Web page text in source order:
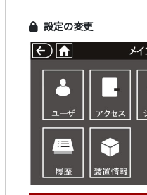
設定の変更